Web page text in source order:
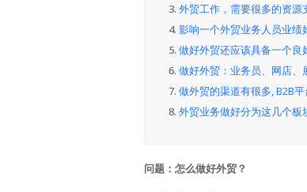
3. 外贸工作，需要很多的资源
4. 影响一个外贸业务人员业绩
5. 做好外贸还应该具备一个良
6. 做好外贸：业务员、网店、
7. 做外贸的渠道有很多, B2B
8. 外贸业务做好分为这几个板
问题：怎么做好外贸？